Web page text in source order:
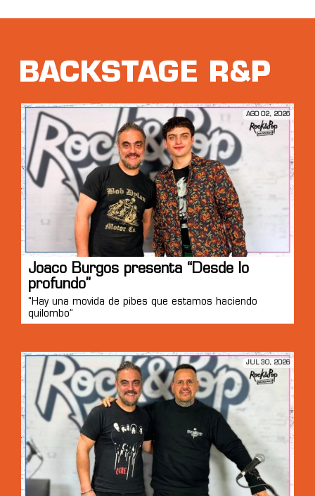
BACKSTAGE R&P
AGO 02, 2026
Joaco Burgos presenta “Desde lo
profundo”
“Hay una movida de pibes que estamos haciendo
quilombo”
JUL 30, 2026